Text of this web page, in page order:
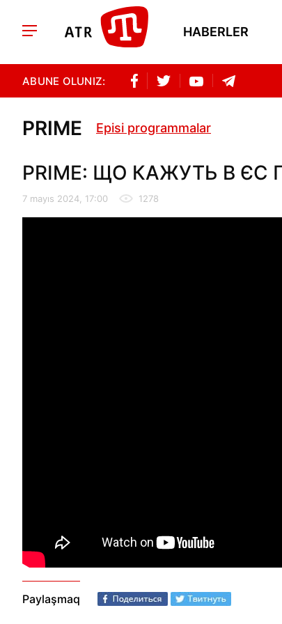
HABERLER
ABUNE OLUNIZ:
PRIME Episi programmalar
PRIME: ЩО КАЖУТЬ В ЄС
7 mayıs 2024, 17:00 1278
Paylaşmaq